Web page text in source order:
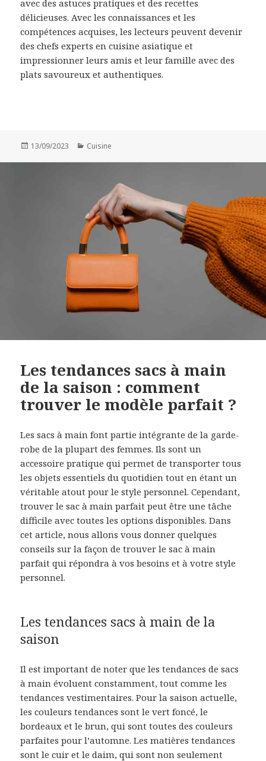
avec des astuces pratiques et des recettes
délicieuses. Avec les connaissances et les
compétences acquises, les lecteurs peuvent devenir
des chefs experts en cuisine asiatique et
impressionner leurs amis et leur famille avec des
plats savoureux et authentiques.
Publié
13/09/2023 Catégories
Cuisine
Les tendances sacs à main
de la saison : comment
trouver le modèle parfait ?
Les sacs à main font partie intégrante de la garde-
robe de la plupart des femmes. Ils sont un
accessoire pratique qui permet de transporter tous
les objets essentiels du quotidien tout en étant un
véritable atout pour le style personnel. Cependant,
trouver le sac à main parfait peut être une tâche
difficile avec toutes les options disponibles. Dans
cet article, nous allons vous donner quelques
conseils sur la façon de trouver le sac à main
parfait qui répondra à vos besoins et à votre style
personnel.
Les tendances sacs à main de la
saison
Il est important de noter que les tendances de sacs
à main évoluent constamment, tout comme les
tendances vestimentaires. Pour la saison actuelle,
les couleurs tendances sont le vert foncé, le
bordeaux et le brun, qui sont toutes des couleurs
parfaites pour l’automne. Les matières tendances
sont le cuir et le daim, qui sont non seulement